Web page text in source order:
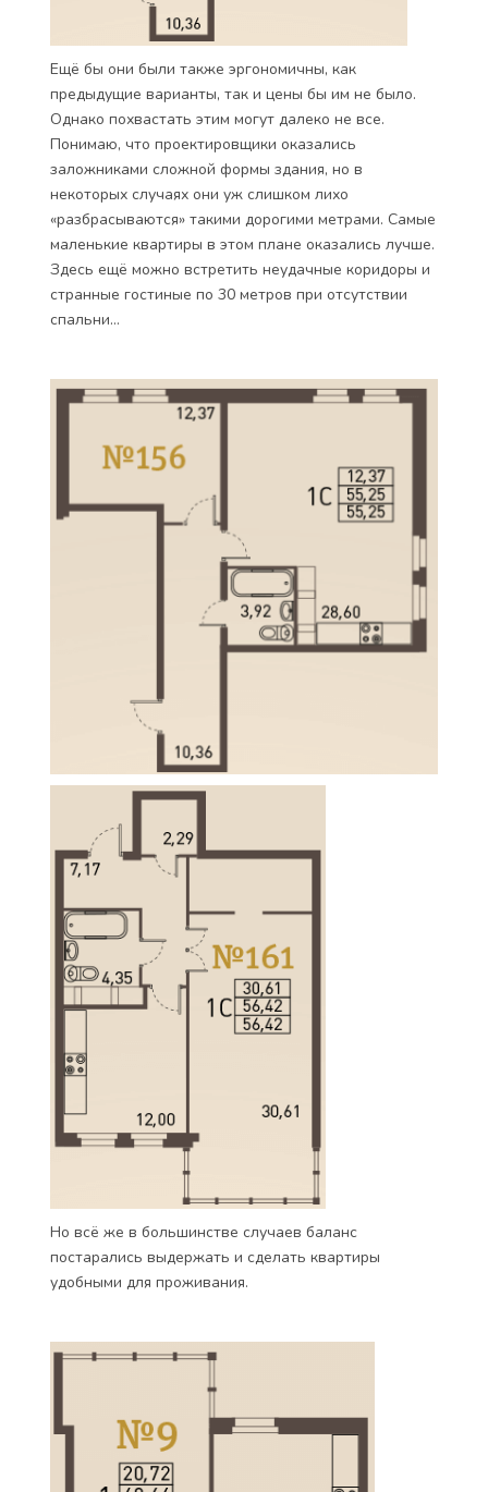
Ещё бы они были также эргономичны, как
предыдущие варианты, так и цены бы им не было.
Однако похвастать этим могут далеко не все.
Понимаю, что проектировщики оказались
заложниками сложной формы здания, но в
некоторых случаях они уж слишком лихо
«разбрасываются» такими дорогими метрами. Самые
маленькие квартиры в этом плане оказались лучше.
Здесь ещё можно встретить неудачные коридоры и
странные гостиные по 30 метров при отсутствии
спальни…
Но всё же в большинстве случаев баланс
постарались выдержать и сделать квартиры
удобными для проживания.